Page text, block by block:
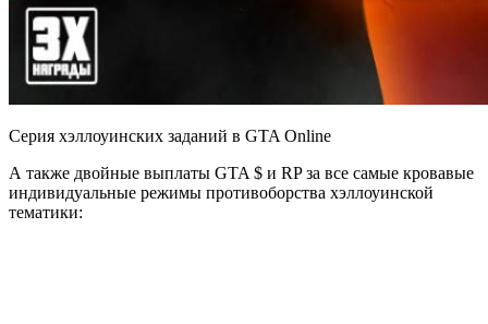
Серия хэллоуинских заданий в GTA Online
А также двойные выплаты GTA $ и RP за все самые кровавые
индивидуальные режимы противоборства хэллоуинской
тематики: